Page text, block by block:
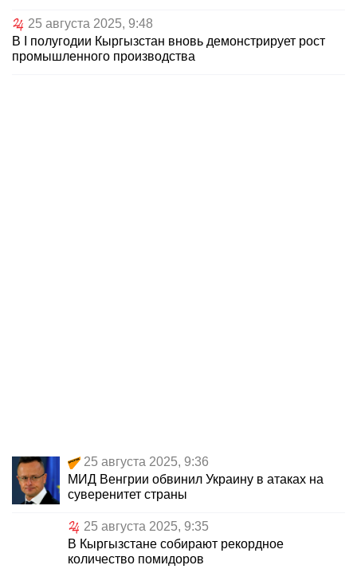
25 августа 2025, 9:48
В I полугодии Кыргызстан вновь демонстрирует рост
промышленного производства
25 августа 2025, 9:36
МИД Венгрии обвинил Украину в атаках на
суверенитет страны
25 августа 2025, 9:35
В Кыргызстане собирают рекордное
количество помидоров